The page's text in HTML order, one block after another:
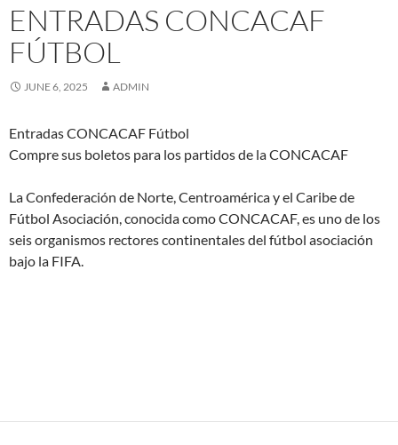
ENTRADAS CONCACAF
FÚTBOL
JUNE 6, 2025 ADMIN
Entradas CONCACAF Fútbol
Compre sus boletos para los partidos de la CONCACAF
La Confederación de Norte, Centroamérica y el Caribe de
Fútbol Asociación, conocida como CONCACAF, es uno de los
seis organismos rectores continentales del fútbol asociación
bajo la FIFA.